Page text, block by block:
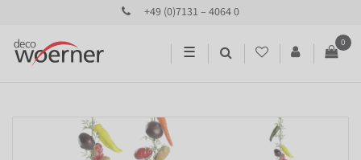
+49 (0)7131 – 4064 0
☰
0